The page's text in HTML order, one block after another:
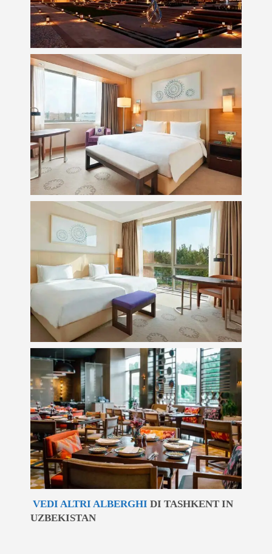
VEDI ALTRI ALBERGHI DI TASHKENT IN
UZBEKISTAN